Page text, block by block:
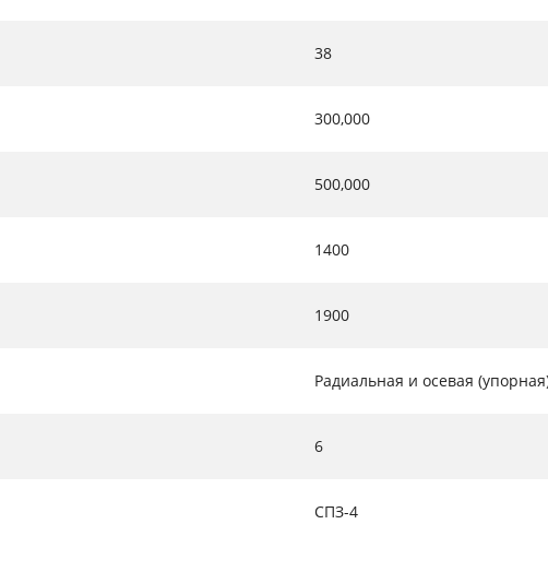
38
300,000
500,000
1400
1900
Радиальная и осевая
6
СПЗ-4